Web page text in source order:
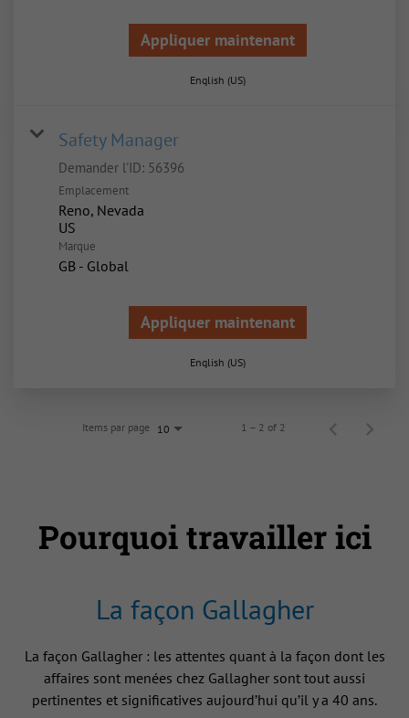
Appliquer maintenant
English (US)
Safety Manager
Demander l'ID: 56396
Emplacement
Reno, Nevada
Marque
GB - Global
Appliquer maintenant
English (US)
Items par page 10 1 – 2 of 2
Pourquoi travailler ici
La façon Gallagher
La façon Gallagher : les attentes quant à la façon dont les
affaires sont menées chez Gallagher sont tout aussi
pertinentes et significatives aujourd’hui qu’il y a 40 ans.